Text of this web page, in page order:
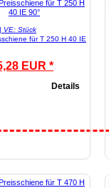
VE: Stück
für T 250 H 40 IE
EUR *
Details